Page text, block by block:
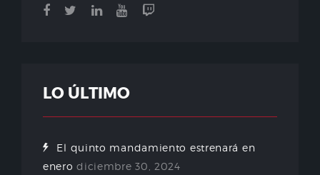
LO ÚLTIMO
El quinto mandamiento estrenará en
enero diciembre 30, 2024